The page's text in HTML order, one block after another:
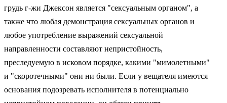
грудь г-жи Джексон является "сексуальным органом", а
также что любая демонстрация сексуальных органов и
любое употребление выражений сексуальной
направленности составляют непристойность,
преследуемую в исковом порядке, какими "мимолетными"
и "скоротечными" они ни были. Если у вещателя имеются
основания подозревать исполнителя в потенциально